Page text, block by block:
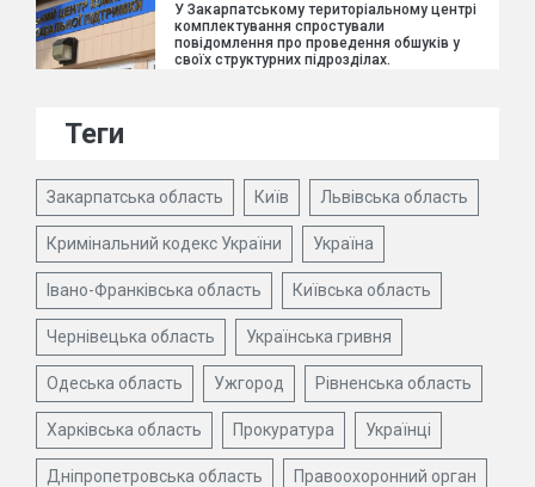
У Закарпатському територіальному центрі
комплектування спростували
повідомлення про проведення обшуків у
своїх структурних підрозділах.
Теги
Закарпатська область Київ Львівська область
Кримінальний кодекс України Україна
Івано-Франківська область Київська область
Чернівецька область Українська гривня
Одеська область Ужгород Рівненська область
Харківська область Прокуратура Українці
Дніпропетровська область Правоохоронний орган